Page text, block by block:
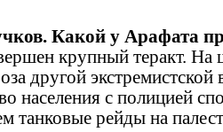
Какой у Арафата
крупный теракт. На
другой
населения с полицией
танковые рейды на